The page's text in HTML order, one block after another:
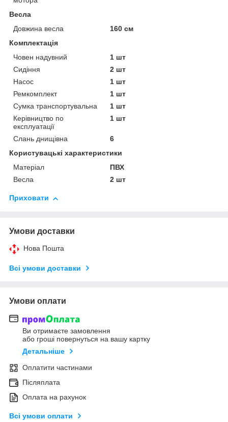
Весла
Довжина весла
160 см
Комплектація
Човен надувний
1 шт
Сидіння
2 шт
Насос
1 шт
Ремкомплект
1 шт
Сумка транспортувальна
1 шт
Керівництво по
експлуатації
1 шт
Слань днищівна
6
Користувацькі характеристики
Матеріал
ПВХ
Весла
2 шт
Приховати
Умови доставки
Нова Пошта
Всі умови доставки
Умови оплати
Ви отримаєте замовлення
або гроші повернуться на вашу картку
Детальніше
Оплатити частинами
Післяплата
Оплата на рахунок
Всі умови оплати